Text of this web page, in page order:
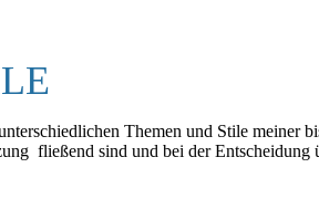
Themen und Stile
fließend sind und bei der